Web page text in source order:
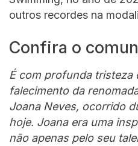
outros recordes na
Confira o
É com profunda tristeza
falecimento da
Joana Neves, ocorrido
hoje. Joana era uma
não apenas pelo seu